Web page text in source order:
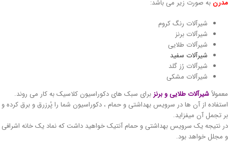
به صورت زیر می باشد:
شیرآلات رنگ کروم
شیرآلات برنز
شیرآلات طلایی
شیرآلات سفید
شیرآلات رُز گلد
شیرآلات مشکی
شیرآلات طلایی و برنزبرای سبک های دکوراسیون کلاسیک به کار می روند.
از آن ها در سرویس بهداشتی و حمام ، دکوراسیون شما را پُرزرق و برق کرده و
تجمل آن میفزاید.
نتیجه یک سرویس بهداشتی و حمام آنتیک خواهید داشت که نماد یک خانه اشرافی
خواهد بود.